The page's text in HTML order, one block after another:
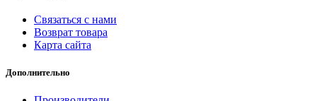
Связаться с нами
Возврат товара
Карта сайта
Дополнительно